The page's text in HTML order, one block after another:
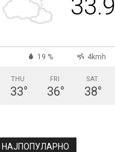
33.9
19 % 4kmh
THU
33°
FRI
36°
SAT
38°
НАЈПОПУЛАРНО